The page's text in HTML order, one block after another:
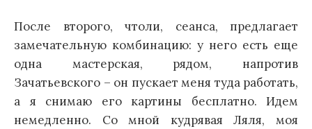
После второго, чтоли, сеанса, предлагает
замечательную комбинацию: у него есть еще
одна мастерская, рядом, напротив
Зачатьевского – он пускает меня туда работать,
а я снимаю его картины бесплатно. Идем
немедленно. Со мной кудрявая Ляля, моя